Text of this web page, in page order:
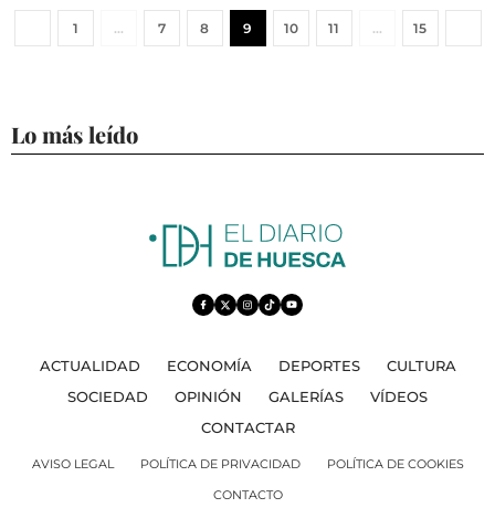
1 … 7 8 9 10 11 … 15
Lo más leído
ACTUALIDAD ECONOMÍA DEPORTES
CULTURA
SOCIEDAD
OPINIÓN GALERÍAS
VÍDEOS
CONTACTAR
AVISO LEGAL POLÍTICA DE PRIVACIDAD
POLÍTICA DE COOKIES
CONTACTO